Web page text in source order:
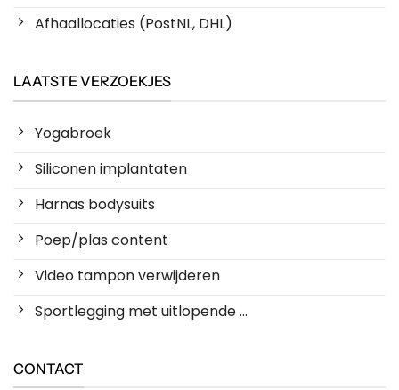
Afhaallocaties (PostNL, DHL)
LAATSTE VERZOEKJES
Yogabroek
Siliconen implantaten
Harnas bodysuits
Poep/plas content
Video tampon verwijderen
Sportlegging met uitlopende ...
CONTACT